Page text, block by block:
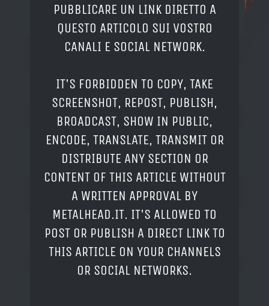
PUBBLICARE UN LINK DIRETTO A
QUESTO ARTICOLO SUI VOSTRO
CANALI E SOCIAL NETWORK.
IT'S FORBIDDEN TO COPY, TAKE
SCREENSHOT, REPOST, PUBLISH,
BROADCAST, SHOW IN PUBLIC,
ENCODE, TRANSLATE, TRANSMIT OR
DISTRIBUTE ANY SECTION OR
CONTENT OF THIS ARTICLE WITHOUT
A WRITTEN APPROVAL BY
METALHEAD.IT. IT'S ALLOWED TO
POST OR PUBLISH A DIRECT LINK TO
THIS ARTICLE ON YOUR CHANNELS
OR SOCIAL NETWORKS.